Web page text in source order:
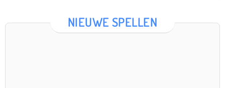
NIEUWE SPELLEN